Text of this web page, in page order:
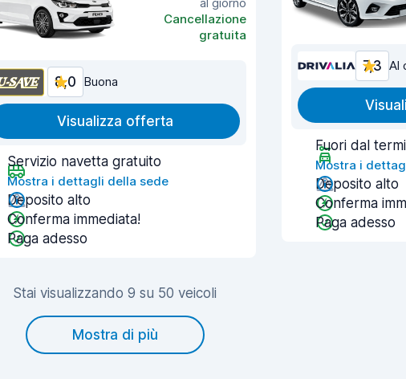
Cancellazione
gratuita
8,0 Buona
Visualizza offerta
Servizio navetta gratuito
Mostra i dettagli della sede
Deposito alto
Conferma immediata!
Paga adesso
7,3 Al
Fuori dal
Mostra i
Deposito alto
Conferma
Paga adesso
Stai visualizzando 9 su 50 veicoli
Mostra di più